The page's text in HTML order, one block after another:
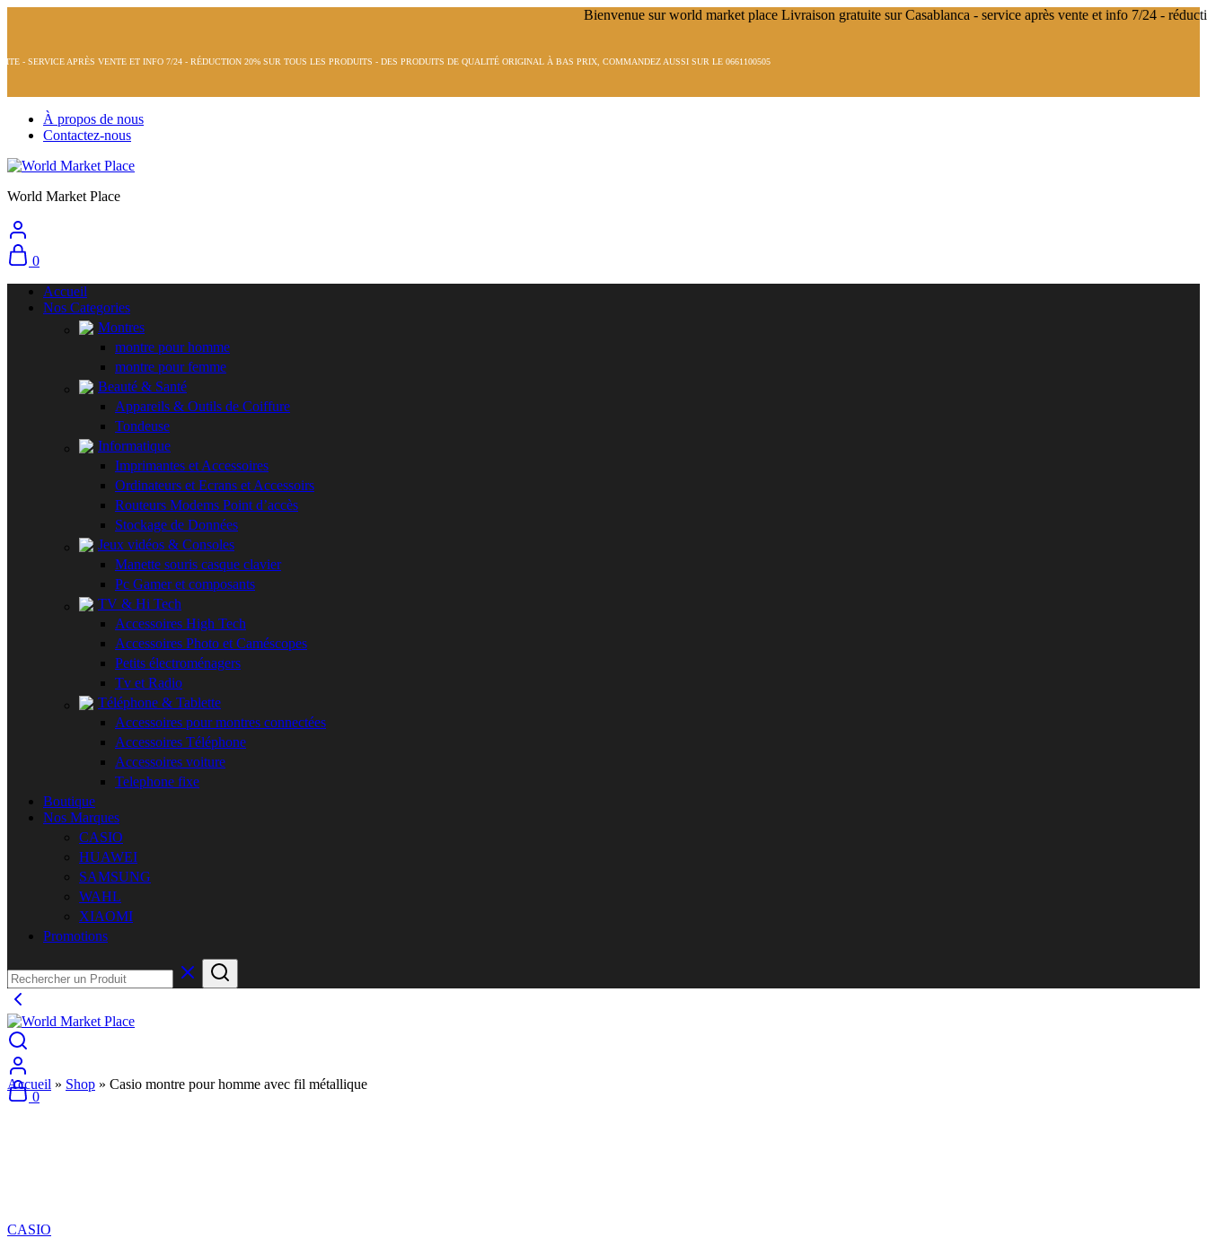
VENTE ET INFO 7/24 - RÉDUCTION 20% SUR TOUS LES PRODUITS - DES PRODUITS DE QUALITÉ ORIGINAL À BAS PRIX, COMMANDEZ AUSSI SUR LE 0661100505
À propos de nous
Contactez-nous
World Market Place
0
Accueil
Nos Categories
Montres
montre pour homme
montre pour femme
Beauté & Santé
Appareils & Outils de Coiffure
Tondeuse
Informatique
Imprimantes et Accessoires
Ordinateurs et Ecrans et Accessoirs
Routeurs Modems Point d’accès
Stockage de Données
Jeux vidéos & Consoles
Manette souris casque clavier
Pc Gamer et composants
TV & Hi Tech
Accessoires High Tech
Accessoires Photo et Caméscopes
Petits électroménagers
Tv et Radio
Téléphone & Tablette
Accessoires pour montres connectées
Accessoires Téléphone
Accessoires voiture
Telephone fixe
Boutique
Nos Marques
CASIO
HUAWEI
SAMSUNG
WAHL
XIAOMI
Promotions
0
Accueil » Shop » Casio montre pour homme avec fil métallique
CASIO